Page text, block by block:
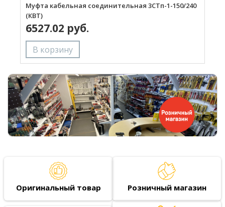
Муфта кабельная соединительная 3СТп-1-150/240
(КВТ)
6527.02 руб.
Оригинальный товар Розничный магазин